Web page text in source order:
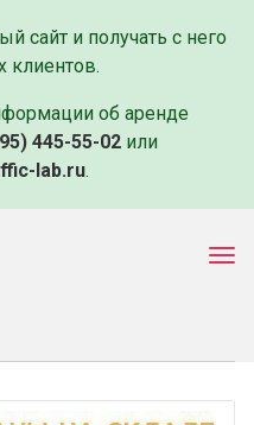
сайт и получать с него
клиентов.
об аренде
445-55-02 или
lab.ru.